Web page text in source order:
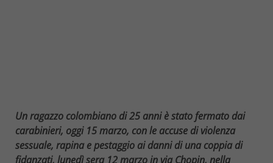
Un ragazzo colombiano di 25 anni è stato fermato dai
carabinieri, oggi 15 marzo, con le accuse di violenza
sessuale, rapina e pestaggio ai danni di una coppia di
fidanzati, lunedì sera 12 marzo in via Chopin, nella